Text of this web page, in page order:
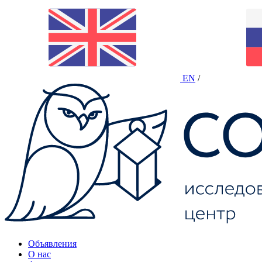
EN /
Объявления
О нас